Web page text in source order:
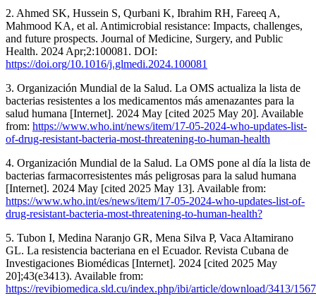
2. Ahmed SK, Hussein S, Qurbani K, Ibrahim RH, Fareeq A,
Mahmood KA, et al. Antimicrobial resistance: Impacts, challenges,
and future prospects. Journal of Medicine, Surgery, and Public
Health. 2024 Apr;2:100081. DOI:
https://doi.org/10.1016/j.glmedi.2024.100081
3. Organización Mundial de la Salud. La OMS actualiza la lista de
bacterias resistentes a los medicamentos más amenazantes para la
salud humana [Internet]. 2024 May [cited 2025 May 20]. Available
from: https://www.who.int/news/item/17-05-2024-who-updates-list-
of-drug-resistant-bacteria-most-threatening-to-human-health
4. Organización Mundial de la Salud. La OMS pone al día la lista de
bacterias farmacorresistentes más peligrosas para la salud humana
[Internet]. 2024 May [cited 2025 May 13]. Available from:
https://www.who.int/es/news/item/17-05-2024-who-updates-list-of-
drug-resistant-bacteria-most-threatening-to-human-health?
5. Tubon I, Medina Naranjo GR, Mena Silva P, Vaca Altamirano
GL. La resistencia bacteriana en el Ecuador. Revista Cubana de
Investigaciones Biomédicas [Internet]. 2024 [cited 2025 May
20];43(e3413). Available from:
https://revibiomedica.sld.cu/index.php/ibi/article/download/3413/1567